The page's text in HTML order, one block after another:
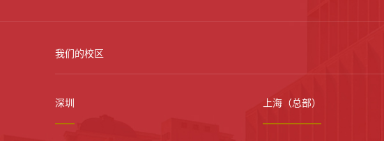
我们的校区
深圳 上海（总部）